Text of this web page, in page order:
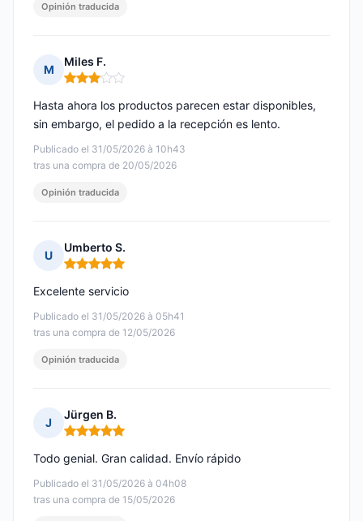
Opinión traducida
M
Miles F.
Nota: 3 de 5
Publicado el 31/05/2026 à 10h43
tras una compra de 20/05/2026
Hasta ahora los productos parecen estar disponibles,
sin embargo, el pedido a la recepción es lento.
Opinión traducida
U
Umberto S.
Nota: 5 de 5
Publicado el 31/05/2026 à 05h41
tras una compra de 12/05/2026
Excelente servicio
Opinión traducida
J
Jürgen B.
Nota: 5 de 5
Publicado el 31/05/2026 à 04h08
tras una compra de 15/05/2026
Todo genial. Gran calidad. Envío rápido